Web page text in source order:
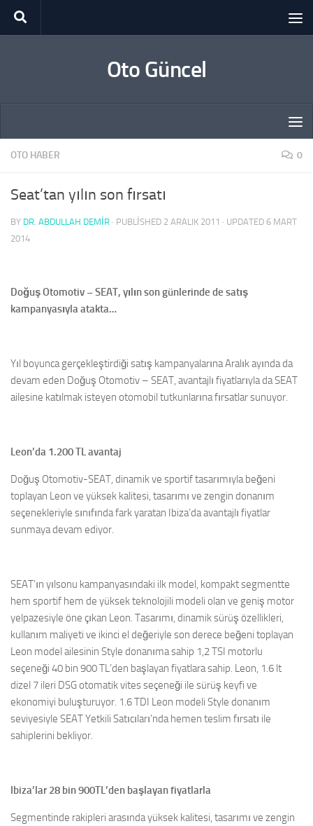
Skip to content
Oto Güncel
OTO HABER 0
Seat’tan yılın son fırsatı
BY DR. ABDULLAH DEMİR · PUBLISHED 2 ARALIK 2011 · UPDATED 6 MART
2014
Doğuş Otomotiv – SEAT, yılın son günlerinde de satış
kampanyasıyla atakta…
Yıl boyunca gerçekleştirdiği satış kampanyalarına Aralık ayında da
devam eden Doğuş Otomotiv – SEAT, avantajlı fiyatlarıyla da SEAT
ailesine katılmak isteyen otomobil tutkunlarına fırsatlar sunuyor.
Leon’da 1.200 TL avantaj
Doğuş Otomotiv-SEAT, dinamik ve sportif tasarımıyla beğeni
toplayan Leon ve yüksek kalitesi, tasarımı ve zengin donanım
seçenekleriyle sınıfında fark yaratan Ibiza’da avantajlı fiyatlar
sunmaya devam ediyor.
SEAT’ın yılsonu kampanyasındaki ilk model, kompakt segmentte
hem sportif hem de yüksek teknolojili modeli olan ve geniş motor
yelpazesiyle öne çıkan Leon. Tasarımı, dinamik sürüş özellikleri,
kullanım maliyeti ve ikinci el değeriyle son derece beğeni toplayan
Leon model ailesinin Style donanıma sahip 1,2 TSI motorlu
seçeneği 40 bin 900 TL’den başlayan fiyatlara sahip. Leon, 1.6 lt
dizel 7 ileri DSG otomatik vites seçeneği ile sürüş keyfi ve
ekonomiyi buluşturuyor. 1.6 TDI Leon modeli Style donanım
seviyesiyle SEAT Yetkili Satıcıları’nda hemen teslim fırsatı ile
sahiplerini bekliyor.
Ibiza’lar 28 bin 900TL’den başlayan fiyatlarla
Segmentinde rakipleri arasında yüksek kalitesi, tasarımı ve zengin